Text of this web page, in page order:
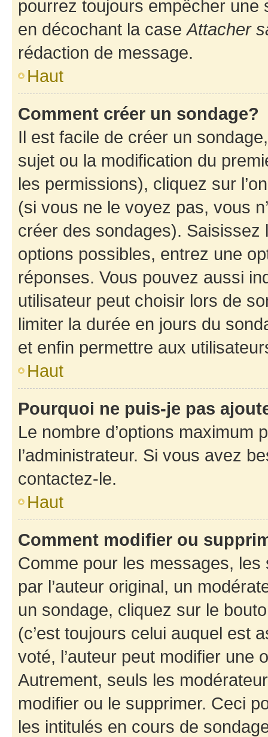
pourrez toujours empêcher une
en décochant la caseAttacher
rédaction de message.
Haut
Comment créer un sondage?
Il est facile de créer un
sujet ou la modification du
les permissions), cliquez sur
(si vous ne le voyez pas, vous
créer des sondages).
options possibles, entrez une
réponses. Vous pouvez aussi
utilisateur peut choisir lors de
limiter la durée en jours du
et enfin permettre aux
Haut
Pourquoi ne puis-je pas
Le nombre d’options maximum
l’administrateur. Si vous avez
contactez-le.
Haut
Comment modifier ou
Comme pour les messages,
par l’auteur original, un
un sondage, cliquez sur le
(c’est toujours celui auquel est
voté, l’auteur peut modifier une
Autrement, seuls les
modifier ou le supprimer. Ceci
les intitulés en cours de